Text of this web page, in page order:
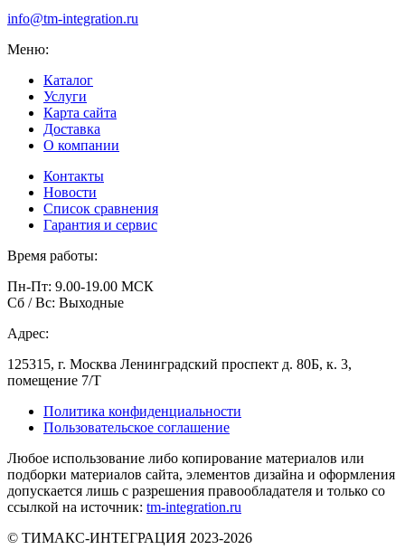
info@tm-integration.ru
Меню:
Каталог
Услуги
Карта сайта
Доставка
О компании
Контакты
Новости
Список сравнения
Гарантия и сервис
Время работы:
Пн-Пт: 9.00-19.00 МСК
Сб / Вс: Выходные
Адрес:
125315, г. Москва Ленинградский проспект д. 80Б, к. 3,
помещение 7/Т
Политика конфиденциальности
Пользовательское соглашение
Любое использование либо копирование материалов или
подборки материалов сайта, элементов дизайна и оформления
допускается лишь с разрешения правообладателя и только со
ссылкой на источник: tm-integration.ru
© ТИМАКС-ИНТЕГРАЦИЯ 2023-2026